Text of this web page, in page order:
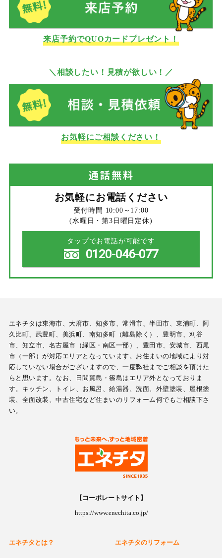
来店予約でQUOカードプレゼント！
＼相談したい！見積が欲しい！／
お気軽にご相談ください！
通話無料
お気軽にお電話ください
受付時間 10:00～17:00
(水曜日・第3日曜日定休)
タップでお電話が可能です
0120-046-077
エネチタは東海市、大府市、知多市、常滑市、半田市、東浦町、阿
久比町、武豊町、美浜町、南知多町（離島除く）、豊明市、刈谷
市、知立市、名古屋市（緑区・南区一部）、豊田市、安城市、西尾
市（一部）が対応エリアとなっています。お住まいの地域により対
応していない場合がございますので、一度弊社までご相談を頂けた
らと思います。なお、日間賀島・篠島はエリア外となっておりま
す。キッチン、トイレ、お風呂、給湯器、洗面、外壁塗装、屋根塗
装、全面改装、中古住宅など住まいのリフォーム何でもご相談下さ
い。
【コーポレートサイト】
https://www.enechita.co.jp/
エネチタとは？ エネチタのリフォーム